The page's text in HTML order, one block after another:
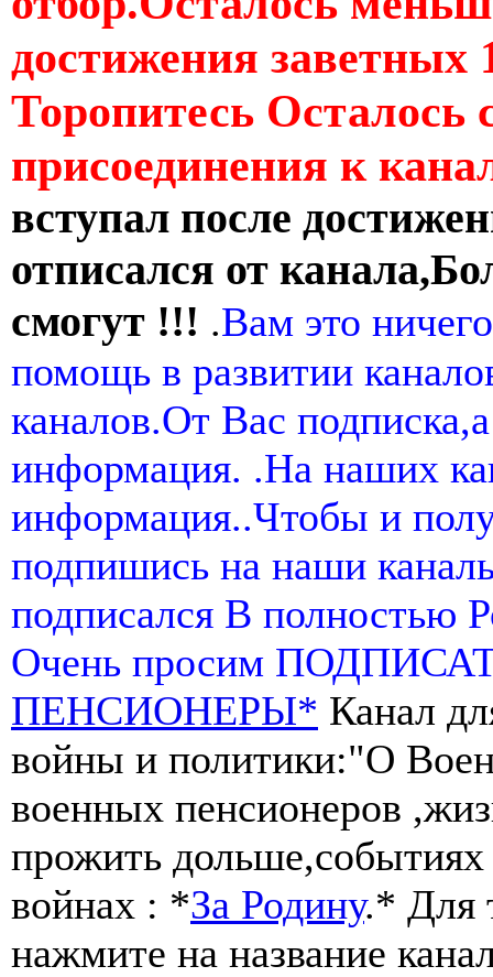
достижения заветных
Торопитесь Осталось
присоединения к
вступал после
отписался от
смогут !!! .Вам это
помощь в развитии
каналов.От Вас
информация. .На наших
информация..Чтобы и
подпишись на наши
подписался В полностью
Очень просим
ПЕНСИОНЕРЫ* Канал
войны и политики:"О
военных пенсионеров
прожить
войнах : *За Родину.* Для
нажмите на название